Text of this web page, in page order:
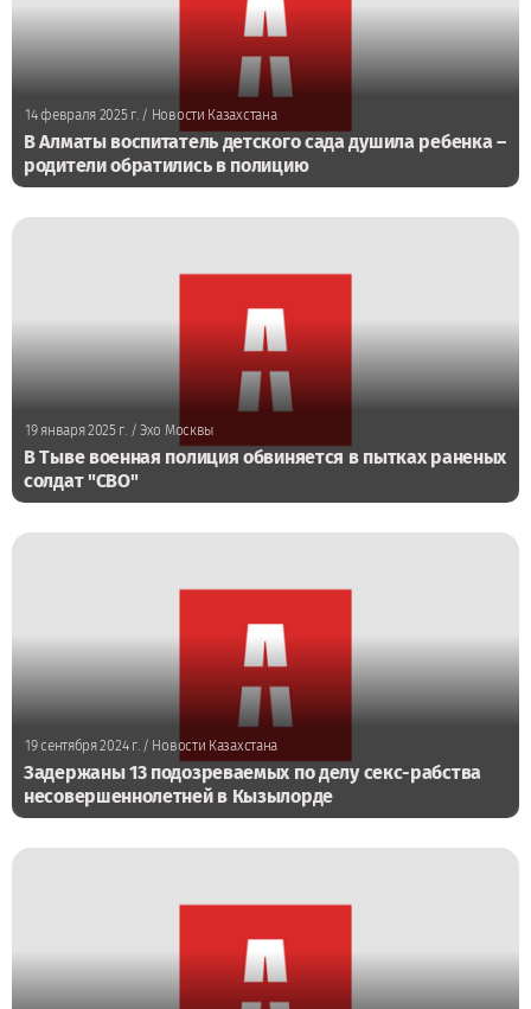
14 февраля 2025 г./ Новости Казахстана
В Алматы воспитатель детского сада душила ребенка –
родители обратились в полицию
19 января 2025 г./ Эхо Москвы
В Тыве военная полиция обвиняется в пытках раненых
солдат "СВО"
19 сентября 2024 г./ Новости Казахстана
Задержаны 13 подозреваемых по делу секс-рабства
несовершеннолетней в Кызылорде